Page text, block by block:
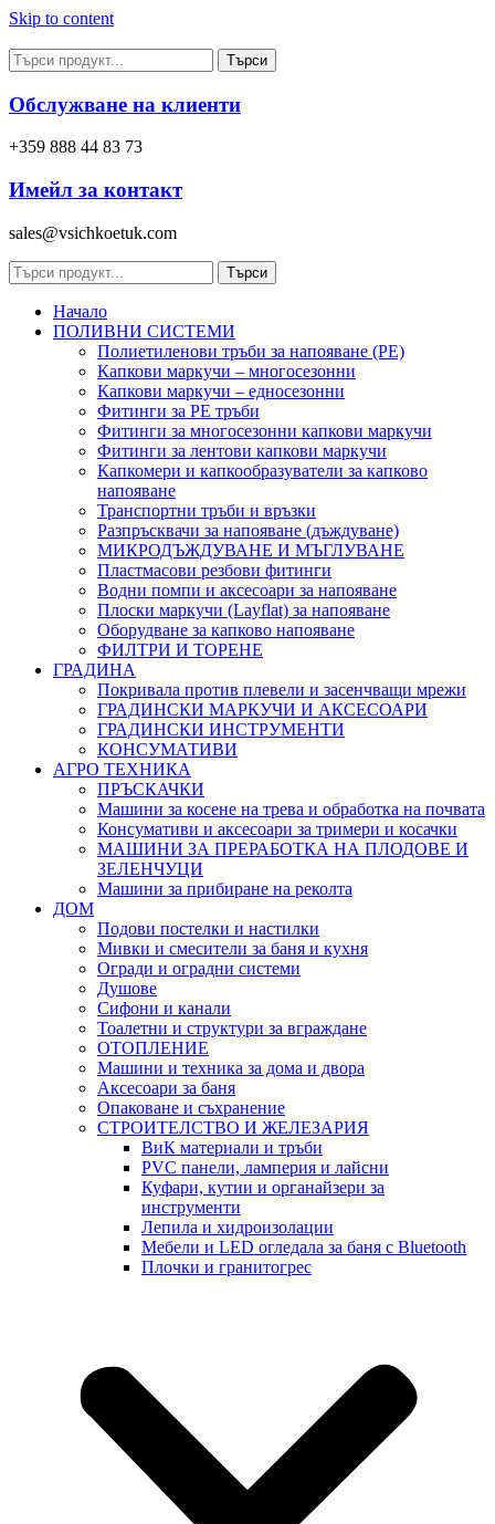
Skip to content
Търси
Обслужване на клиенти
+359 888 44 83 73
Имейл за контакт
sales@vsichkoetuk.com
Търси
Начало
ПОЛИВНИ СИСТЕМИ
Полиетиленови тръби за напояване (PE)
Капкови маркучи – многосезонни
Капкови маркучи – едносезонни
Фитинги за PE тръби
Фитинги за многосезонни капкови маркучи
Фитинги за лентови капкови маркучи
Капкомери и капкообразуватели за капково
напояване
Транспортни тръби и връзки
Разпръсквачи за напояване (дъждуване)
МИКРОДЪЖДУВАНЕ И МЪГЛУВАНЕ
Пластмасови резбови фитинги
Водни помпи и аксесоари за напояване
Плоски маркучи (Layflat) за напояване
Оборудване за капково напояване
ФИЛТРИ И ТОРЕНЕ
ГРАДИНА
Покривала против плевели и засенчващи мрежи
ГРАДИНСКИ МАРКУЧИ И АКСЕСОАРИ
ГРАДИНСКИ ИНСТРУМЕНТИ
КОНСУМАТИВИ
АГРО ТЕХНИКА
ПРЪСКАЧКИ
Машини за косене на трева и обработка на почвата
Консумативи и аксесоари за тримери и косачки
МАШИНИ ЗА ПРЕРАБОТКА НА ПЛОДОВЕ И
ЗЕЛЕНЧУЦИ
Машини за прибиране на реколта
ДОМ
Подови постелки и настилки
Мивки и смесители за баня и кухня
Огради и оградни системи
Душове
Сифони и канали
Тоалетни и структури за вграждане
ОТОПЛЕНИЕ
Машини и техника за дома и двора
Аксесоари за баня
Опаковане и съхранение
СТРОИТЕЛСТВО И ЖЕЛЕЗАРИЯ
ВиК материали и тръби
PVC панели, ламперия и лайсни
Куфари, кутии и органайзери за
инструменти
Лепила и хидроизолации
Мебели и LED огледала за баня с Bluetooth
Плочки и гранитогрес